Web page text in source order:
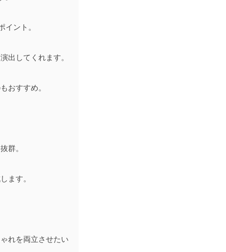
ント。
出してくれます。
おすすめ。
群。
ます。
れを両立させたい